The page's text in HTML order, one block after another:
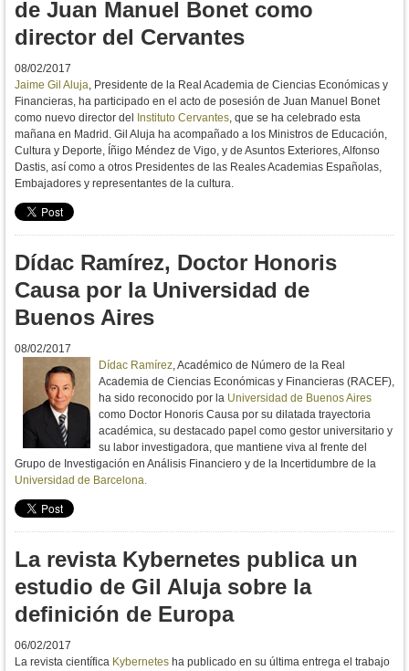
de Juan Manuel Bonet como
director del Cervantes
08/02/2017
Jaime Gil Aluja, Presidente de la Real Academia de Ciencias Económicas y
Financieras, ha participado en el acto de posesión de Juan Manuel Bonet
como nuevo director del
Instituto Cervantes, que se ha celebrado esta
mañana en Madrid. Gil Aluja ha acompañado a los Ministros de Educación,
Cultura y Deporte, Íñigo Méndez de Vigo, y de Asuntos Exteriores, Alfonso
Dastis, así como a otros Presidentes de las Reales Academias Españolas,
Embajadores y representantes de la cultura.
Dídac Ramírez, Doctor Honoris
Causa por la Universidad de
Buenos Aires
08/02/2017
Dídac Ramírez, Académico de Número de la Real
Academia de Ciencias Económicas y Financieras (RACEF),
ha sido reconocido por la Universidad de Buenos Aires
como Doctor Honoris Causa por su dilatada trayectoria
académica, su destacado papel como gestor universitario y
su labor investigadora, que mantiene viva al frente del
Grupo de Investigación en Análisis Financiero y de la Incertidumbre de la
Universidad de Barcelona.
La revista Kybernetes publica un
estudio de Gil Aluja sobre la
definición de Europa
06/02/2017
La revista científica Kybernetes ha publicado en su última entrega el trabajo